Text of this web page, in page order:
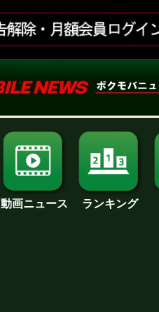
動画ニュース ランキング